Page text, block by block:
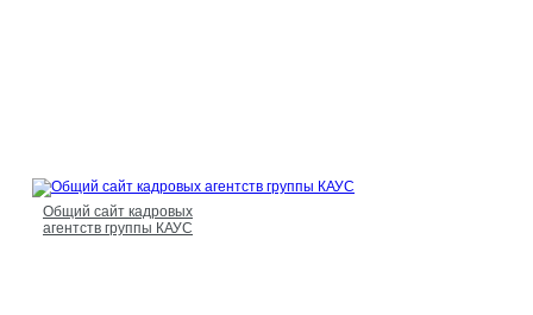
Общий сайт кадровых
агентств группы КАУС